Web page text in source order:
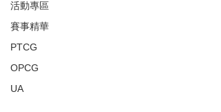
活動專區
賽事精華
PTCG
OPCG
UA